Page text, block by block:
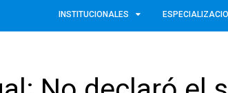
INSTITUCIONALES